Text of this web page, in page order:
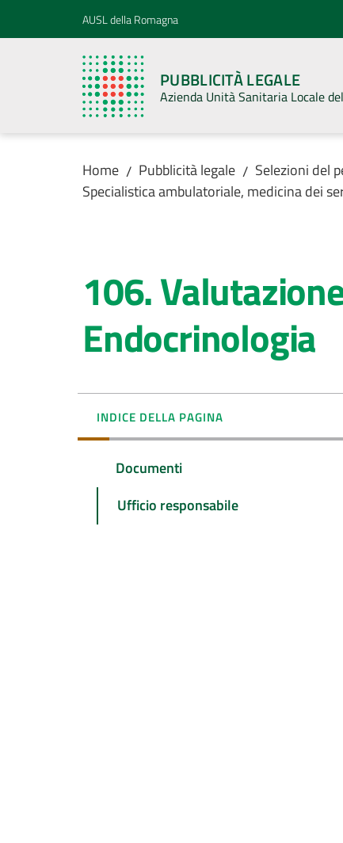
Vai al contenuto
Vai alla navigazioneAUSL della Romagna
PUBBLICITÀ LEGALE
Azienda Unità Sanitaria Locale
Home / Pubblicità legale / Selezioni del
Specialistica ambulatoriale, medicina dei
106.
Endocrinologia
INDICE DELLA PAGINA
Documenti
Ufficio responsabile